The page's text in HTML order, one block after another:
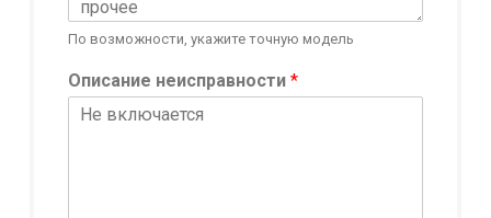
По возможности, укажите точную модель
Описание неисправности *